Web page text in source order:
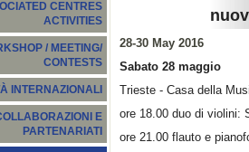
CENTRES
ACTIVITIES
/ MEETING/
CONTESTS
INTERNAZIONALI
E
PARTENARIATI
28-30 May 2016
Sabato 28 maggio
Trieste - Casa della
ore 18.00 duo di violini:
ore 21.00 flauto e